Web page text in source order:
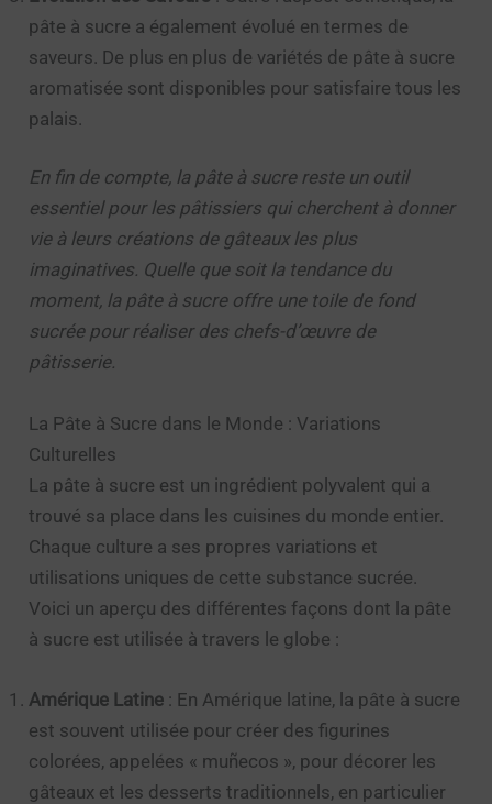
pâte à sucre a également évolué en termes de
saveurs. De plus en plus de variétés de pâte à sucre
aromatisée sont disponibles pour satisfaire tous les
palais.
En fin de compte, la pâte à sucre reste un outil
essentiel pour les pâtissiers qui cherchent à donner
vie à leurs créations de gâteaux les plus
imaginatives. Quelle que soit la tendance du
moment, la pâte à sucre offre une toile de fond
sucrée pour réaliser des chefs-d’œuvre de
pâtisserie.
La Pâte à Sucre dans le Monde : Variations
Culturelles
La pâte à sucre est un ingrédient polyvalent qui a
trouvé sa place dans les cuisines du monde entier.
Chaque culture a ses propres variations et
utilisations uniques de cette substance sucrée.
Voici un aperçu des différentes façons dont la pâte
à sucre est utilisée à travers le globe :
Amérique Latine : En Amérique latine, la pâte à sucre
est souvent utilisée pour créer des figurines
colorées, appelées « muñecos », pour décorer les
gâteaux et les desserts traditionnels, en particulier